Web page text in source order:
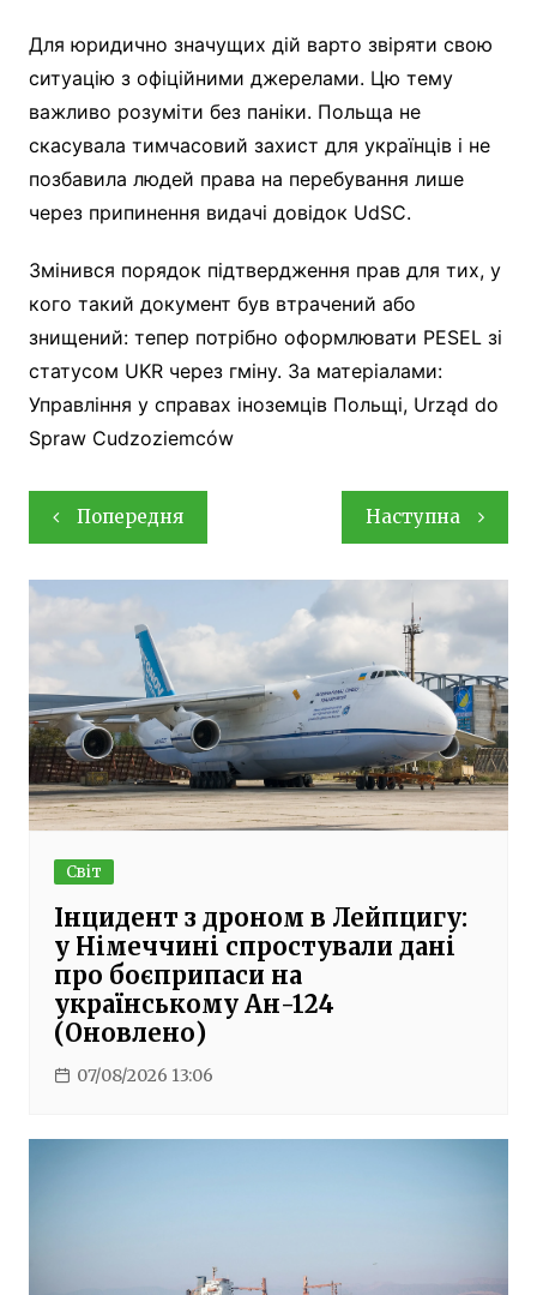
Для юридично значущих дій варто звіряти свою
ситуацію з офіційними джерелами. Цю тему
важливо розуміти без паніки. Польща не
скасувала тимчасовий захист для українців і не
позбавила людей права на перебування лише
через припинення видачі довідок UdSC.
Змінився порядок підтвердження прав для тих, у
кого такий документ був втрачений або
знищений: тепер потрібно оформлювати PESEL зі
статусом UKR через гміну. За матеріалами:
Управління у справах іноземців Польщі, Urząd do
Spraw Cudzoziemców
Навігація
записів
Попередня Наступна
Світ
Інцидент з дроном в Лейпцигу:
у Німеччині спростували дані
про боєприпаси на
українському Ан-124
(Оновлено)
07/08/2026 13:06